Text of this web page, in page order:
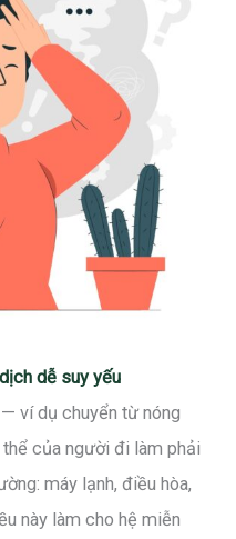
dễ suy yếu
ví dụ chuyển từ nóng
của người đi làm phải
máy lạnh, điều hòa,
này làm cho hệ miễn